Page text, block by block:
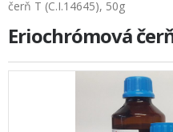
čerň T (C.I.14645), 50g
Eriochrómová